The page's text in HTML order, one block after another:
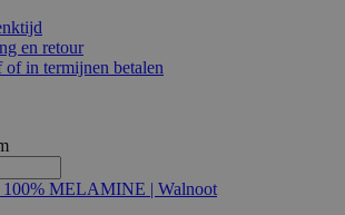
en retour
of in termijnen betalen